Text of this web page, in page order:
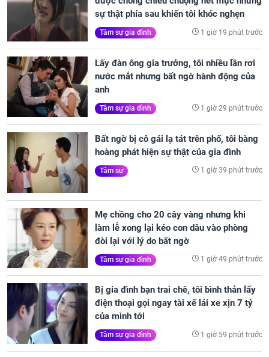
sự thật phía sau khiến tôi khóc nghẹn
Tâm sự gia đình 1 giờ 19 phút trước
Lấy đàn ông gia trưởng, tôi nhiều lần rơi
nước mắt nhưng bất ngờ hành động của
anh
Tâm sự gia đình 1 giờ 29 phút trước
Bất ngờ bị cô gái lạ tát trên phố, tôi bàng
hoàng phát hiện sự thật của gia đình
Tâm sự 1 giờ 39 phút trước
Mẹ chồng cho 20 cây vàng nhưng khi
làm lễ xong lại kéo con dâu vào phòng
đòi lại với lý do bất ngờ
Tâm sự gia đình 1 giờ 49 phút trước
Bị gia đình bạn trai chê, tôi bình thản lấy
điện thoại gọi ngay tài xế lái xe xịn 7 tỷ
của mình tới
Tâm sự gia đình 1 giờ 59 phút trước